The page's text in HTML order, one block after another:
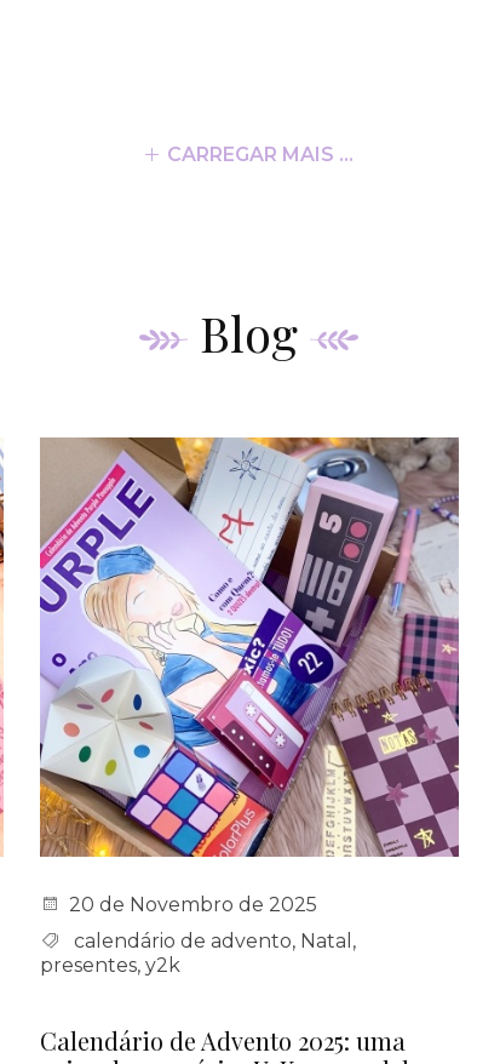
CARREGAR MAIS ...
Blog
20 de Novembro de 2025
calendário de advento, Natal ,
presentes, y2k
Calendário de Advento 2025: uma